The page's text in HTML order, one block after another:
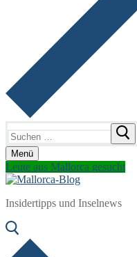
nach:
Menü
Leute aus Mallorca gesucht
Insidertipps und Inselnews